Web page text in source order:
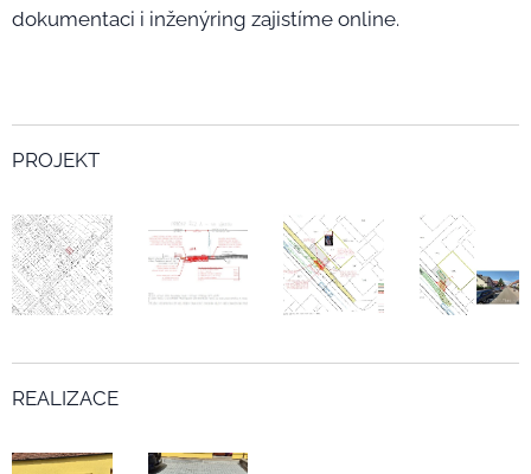
dokumentaci i inženýring zajistíme online.
PROJEKT
REALIZACE